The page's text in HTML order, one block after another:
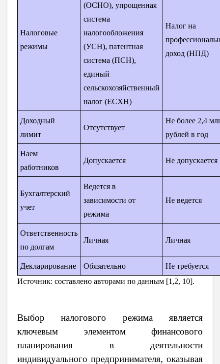
Налоговые
режимы
(ОСНО), упрощенная
система
налогообложения
(УСН), патентная
система (ПСН),
единый
сельскохозяйственный
налог (ЕСХН)
Налог на
доход (НПД)
Доходный
лимит
Отсутствует
Не более 2,4
рублей в год
Наем
работников
Допускается Не допускается
Бухгалтерский
учет
Ведется в
зависимости от
режима
Не ведется
Ответственность
по долгам
Личная Личная
Декларирование Обязательно
Не требуется
Источник: составлено авторами по данным [1,2, 10].
Выбор налогового режима является
ключевым элементом финансового
планирования в деятельности
индивидуального предпринимателя, оказывая